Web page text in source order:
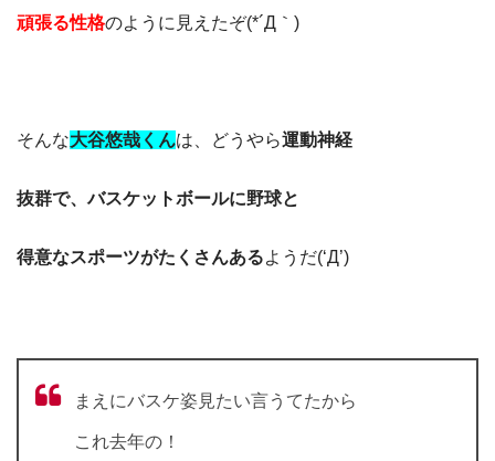
頑張る性格のように見えたぞ(*´Д｀)
そんな大谷悠哉くんは、どうやら運動神経
抜群で、バスケットボールに野球と
得意なスポーツがたくさんあるようだ(‘Д’)
まえにバスケ姿見たい言うてたから
これ去年の！